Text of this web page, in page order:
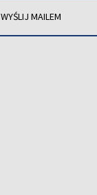
WYŚLIJ MAILEM